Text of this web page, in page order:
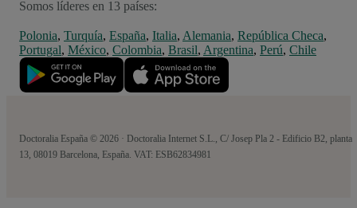
Somos líderes en 13 países:
Polonia, Turquía, España, Italia, Alemania, República Checa,
Portugal, México, Colombia, Brasil, Argentina, Perú, Chile
Doctoralia España © 2026 · Doctoralia Internet S.L., C/ Josep Pla 2 - Edificio B2, planta
13, 08019 Barcelona, España. VAT: ESB62834981